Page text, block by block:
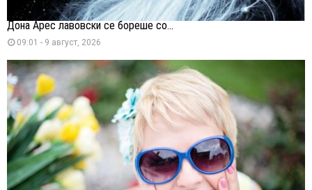
Дона Арес лавовски се бореше со...
09:01 - 9 август, 2026